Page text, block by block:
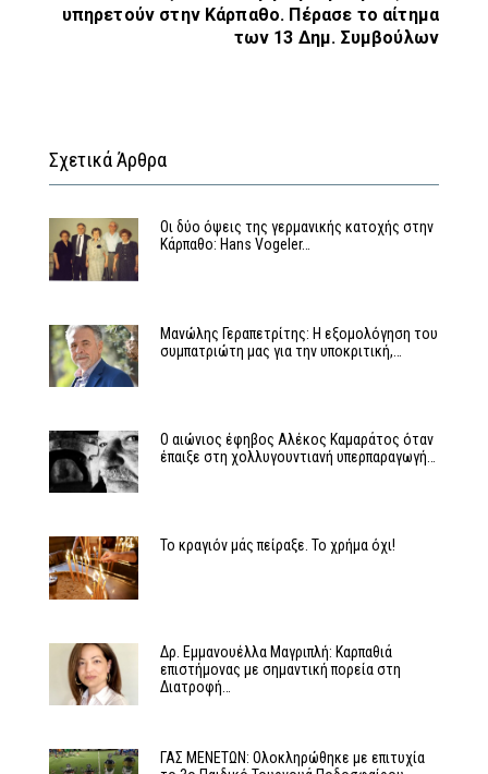
υπηρετούν στην Κάρπαθο. Πέρασε το αίτημα
των 13 Δημ. Συμβούλων
Σχετικά Άρθρα
Οι δύο όψεις της γερμανικής κατοχής στην
Κάρπαθο: Hans Vogeler…
Μανώλης Γεραπετρίτης: Η εξομολόγηση του
συμπατριώτη μας για την υποκριτική,…
Ο αιώνιος έφηβος Αλέκος Καμαράτος όταν
έπαιξε στη χολλυγουντιανή υπερπαραγωγή…
Το κραγιόν μάς πείραξε. Το χρήμα όχι!
Δρ. Εμμανουέλλα Μαγριπλή: Καρπαθιά
επιστήμονας με σημαντική πορεία στη
Διατροφή…
ΓΑΣ ΜΕΝΕΤΩΝ: Ολοκληρώθηκε με επιτυχία